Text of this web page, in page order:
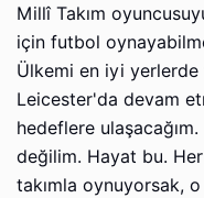
Millî Takım
için futbol
Ülkemi en iyi
Leicester'da devam
hedeflere
değilim. Hayat bu.
takımla oynuyorsak, o